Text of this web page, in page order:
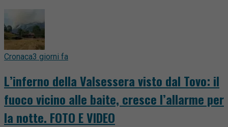
Cronaca3 giorni fa
L’inferno della Valsessera visto dal Tovo: il
fuoco vicino alle baite, cresce l’allarme per
la notte. FOTO E VIDEO